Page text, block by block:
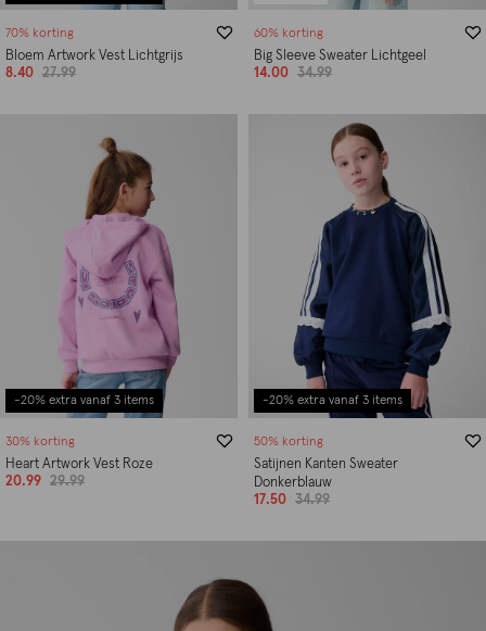
70% korting
Bloem Artwork Vest Lichtgrijs
8.40
27.99
60% korting
Big Sleeve Sweater Lichtgeel
14.00
34.99
-20% extra vanaf 3 items
30% korting
Heart Artwork Vest Roze
20.99
29.99
-20% extra vanaf 3 items
50% korting
Satijnen Kanten Sweater
Donkerblauw
17.50
34.99